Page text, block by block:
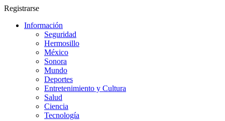
Registrarse
Información
Seguridad
Hermosillo
México
Sonora
Mundo
Deportes
Entretenimiento y Cultura
Salud
Ciencia
Tecnología